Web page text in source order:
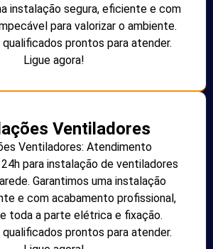
instalação segura, eficiente e com
para valorizar o ambiente.
qualificados prontos para atender.
Ligue agora!
Ventiladores
Ventiladores: Atendimento
para instalação de ventiladores
Garantimos uma instalação
e com acabamento profissional,
toda a parte elétrica e fixação.
qualificados prontos para atender.